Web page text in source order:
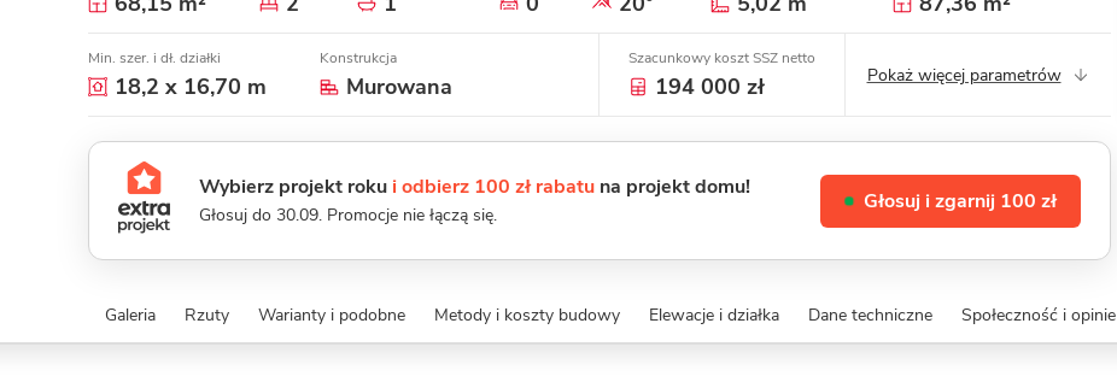
Min. szer. i dł. działki
18,2 x 16,70 m
Konstrukcja
Murowana
Szacunkowy koszt SSZ netto
194 000 zł Pokaż więcej parametrów
Wybierz projekt roku i odbierz 100 zł rabatu na projekt domu!
Głosuj do 30.09. Promocje nie łączą się.
Głosuj i zgarnij 100 zł
Galeria Rzuty Warianty i podobne Metody i koszty budowy Elewacje i działka Dane techniczne Społeczność i opinie